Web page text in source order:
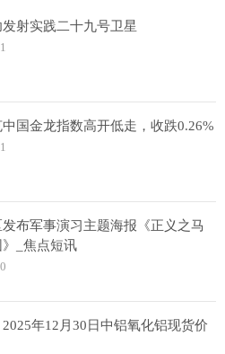
射实践二十九号卫星
国金龙指数高开低走，收跌0.26%
布军事演习主题海报《正义之马
_焦点短讯
年12月30日中铝氧化铝现货价